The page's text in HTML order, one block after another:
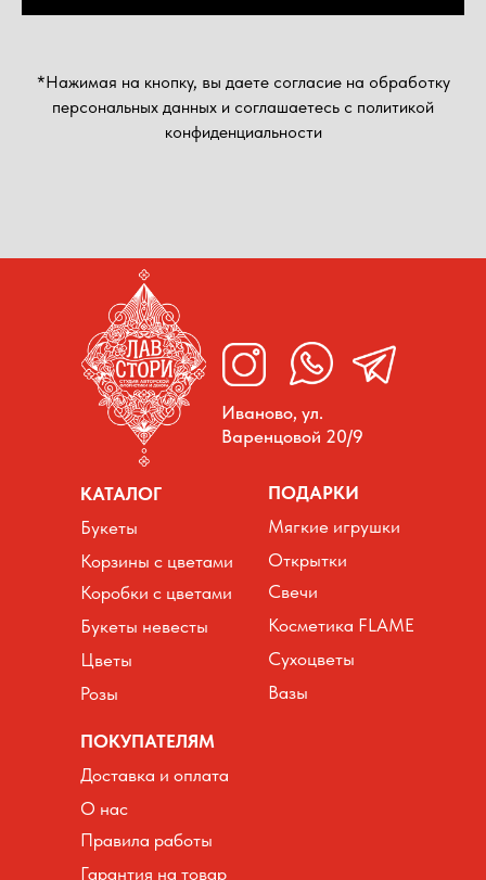
*Нажимая на кнопку, вы даете согласие на обработку
персональных данных и соглашаетесь c политикой
конфиденциальности
Иваново, ул.
Варенцовой 20/9
КАТАЛОГ ПОДАРКИ
ПОКУПАТЕЛЯМ
Букеты
Корзины с цветами
Коробки с цветами
Цветы
Розы
Букеты невесты
Мягкие игрушки
Открытки
Свечи
Сухоцветы
Вазы
Косметика FLAME
Доставка и оплата
О нас
Правила работы
Гарантия на товар